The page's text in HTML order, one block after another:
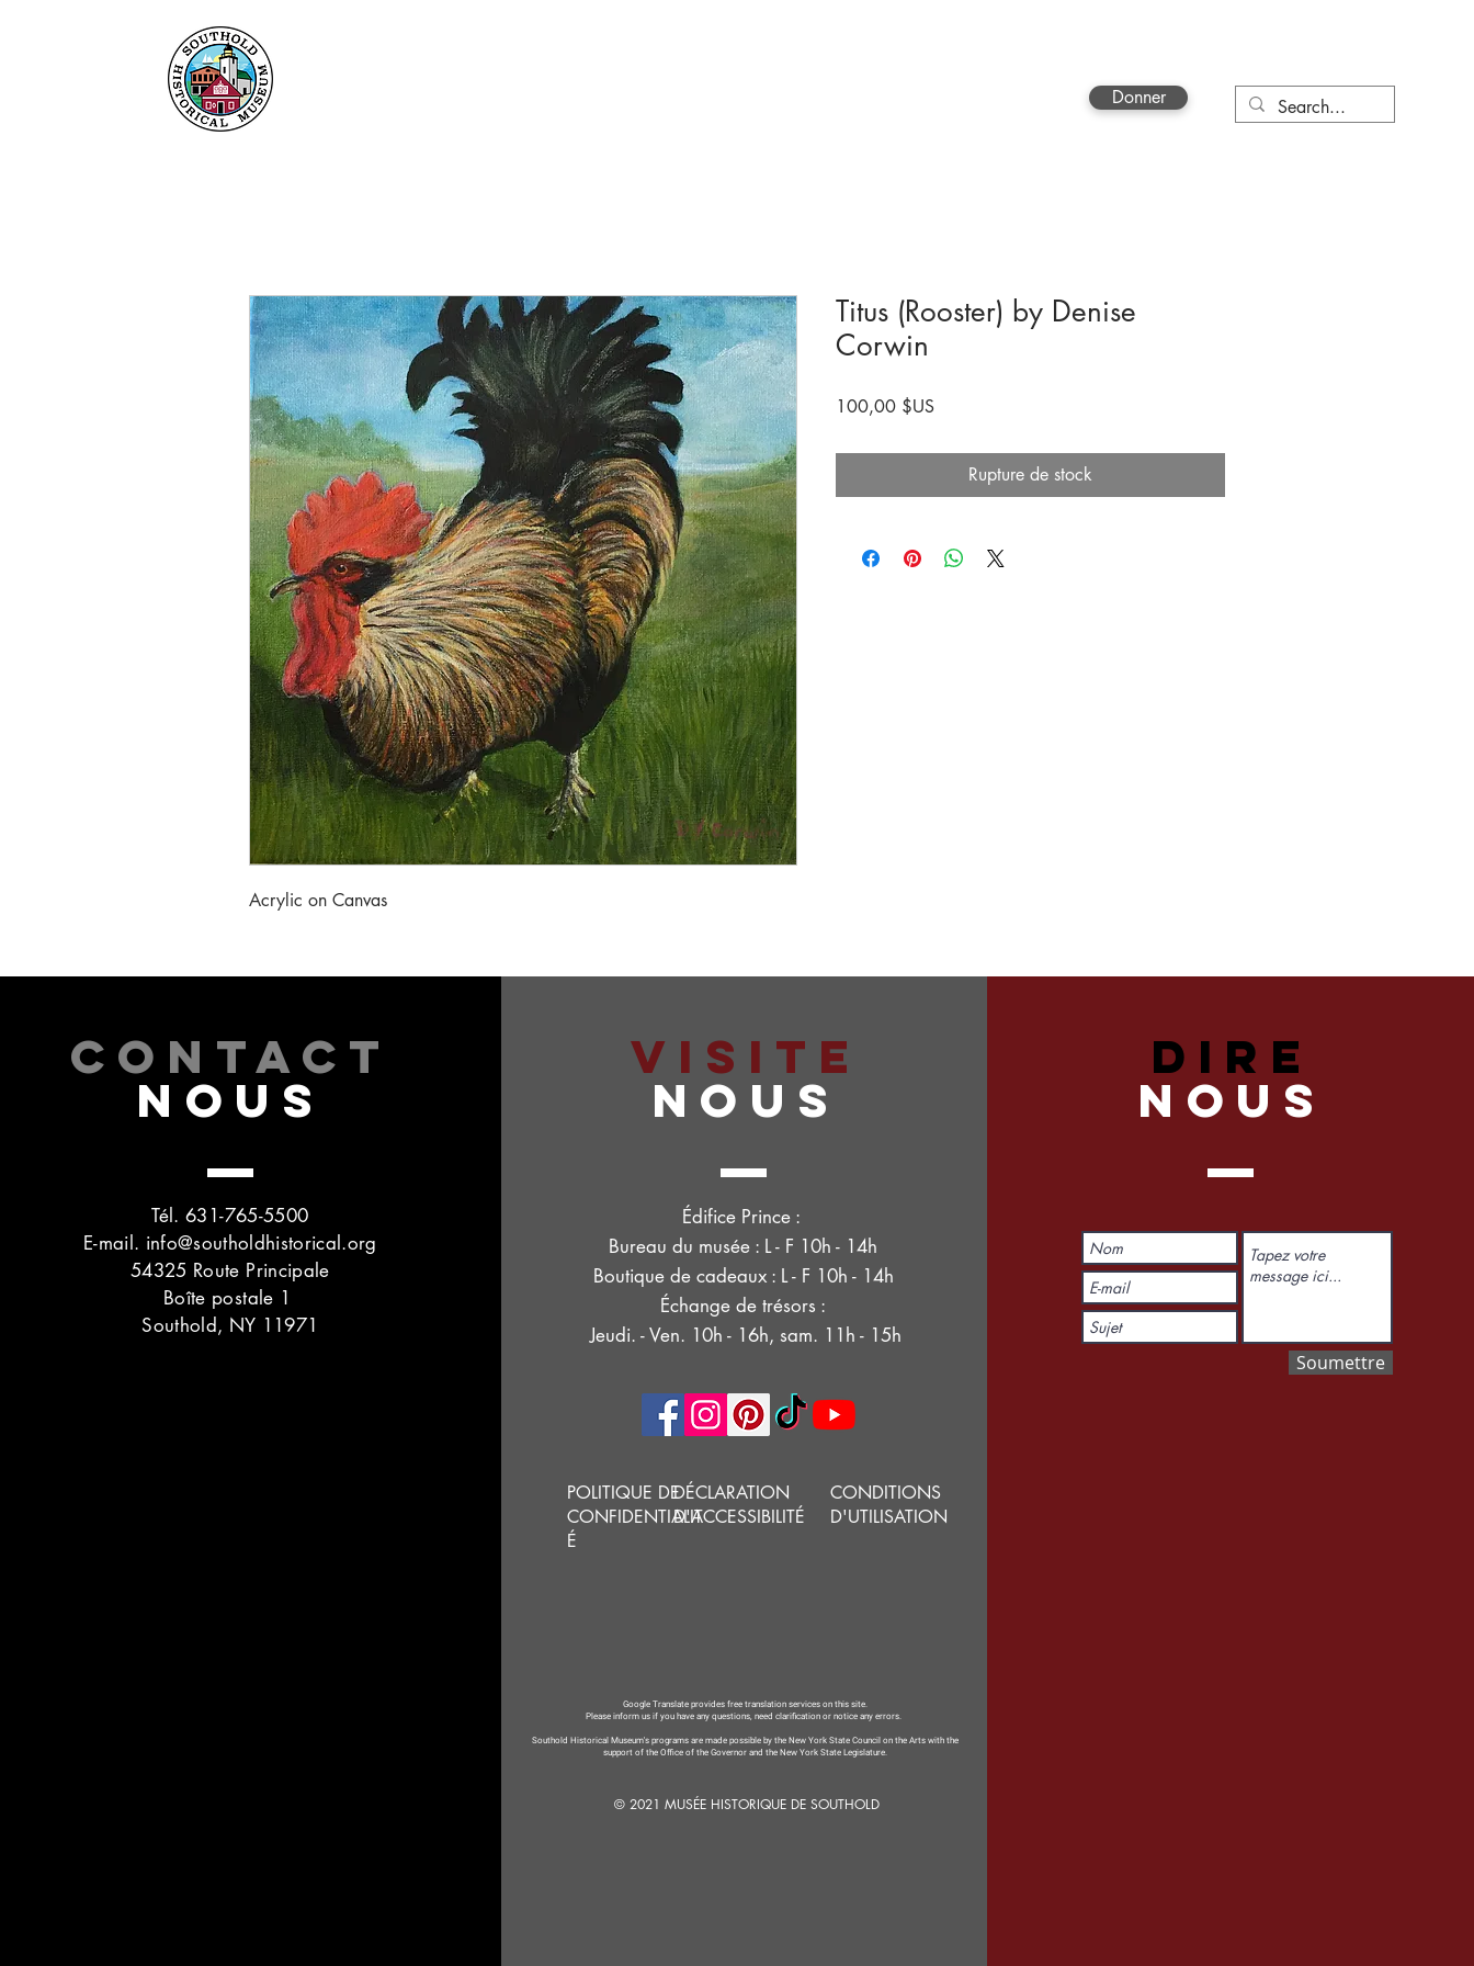
Donner
Acrylic on Canvas
Titus (Rooster) by Denise
Corwin
100,00 $USPrix
Rupture de stock
CONTACT
NOUS
Tél. 631-765-5500
E-mail. info@southoldhistorical.org
54325 Route Principale
Boîte postale 1
Southold, NY 11971
VISITE
NOUS
Édifice Prince :
Bureau du musée : L - F 10h - 14h
Boutique de cadeaux : L - F 10h - 14h
Échange de trésors :
Jeudi. - Ven. 10h - 16h, sam. 11h - 15h
POLITIQUE DE
CONFIDENTIALIT
É
DÉCLARATION
D'ACCESSIBILITÉ
CONDITIONS
D'UTILISATION
Google Translate provides free translation services on this site.
Please inform us if you have any questions, need clarification or notice any errors.
Southold Historical Museum's programs are made possible by the New York State Council on the Arts with the
support of the Office of the Governor and the New York State Legislature.
© 2021 MUSÉE HISTORIQUE DE SOUTHOLD
DIRE
NOUS
Soumettre